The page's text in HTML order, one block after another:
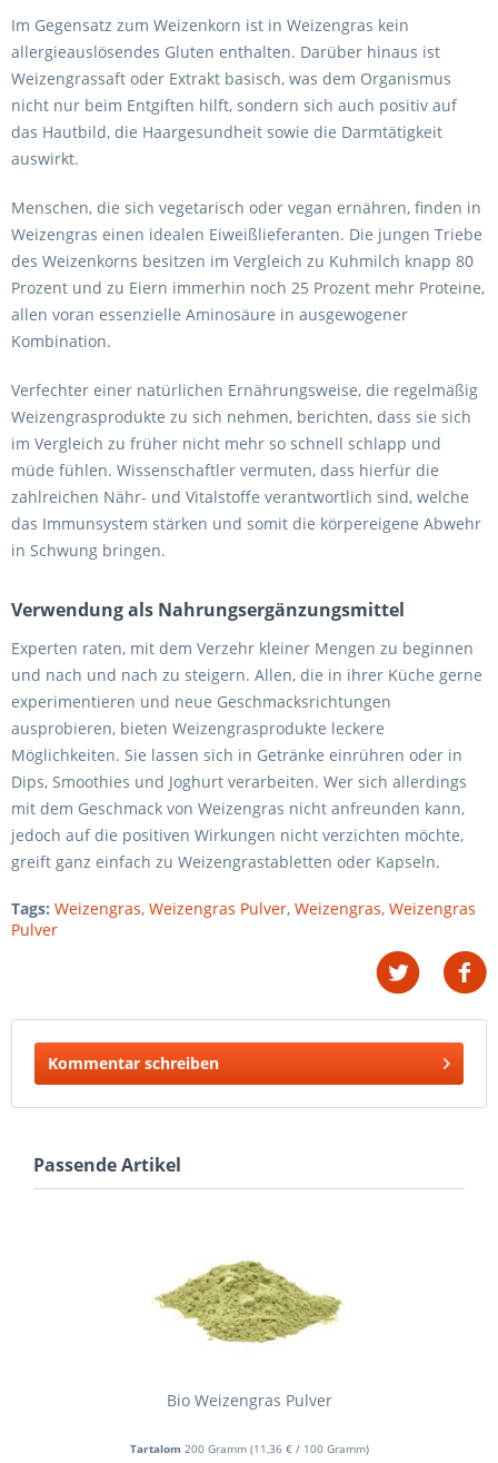
Im Gegensatz zum Weizenkorn ist in Weizengras kein
allergieauslösendes Gluten enthalten. Darüber hinaus ist
Weizengrassaft oder Extrakt basisch, was dem Organismus
nicht nur beim Entgiften hilft, sondern sich auch positiv auf
das Hautbild, die Haargesundheit sowie die Darmtätigkeit
auswirkt.
Menschen, die sich vegetarisch oder vegan ernähren, finden in
Weizengras einen idealen Eiweißlieferanten. Die jungen Triebe
des Weizenkorns besitzen im Vergleich zu Kuhmilch knapp 80
Prozent und zu Eiern immerhin noch 25 Prozent mehr Proteine,
allen voran essenzielle Aminosäure in ausgewogener
Kombination.
Verfechter einer natürlichen Ernährungsweise, die regelmäßig
Weizengrasprodukte zu sich nehmen, berichten, dass sie sich
im Vergleich zu früher nicht mehr so schnell schlapp und
müde fühlen. Wissenschaftler vermuten, dass hierfür die
zahlreichen Nähr- und Vitalstoffe verantwortlich sind, welche
das Immunsystem stärken und somit die körpereigene Abwehr
in Schwung bringen.
Verwendung als Nahrungsergänzungsmittel
Experten raten, mit dem Verzehr kleiner Mengen zu beginnen
und nach und nach zu steigern. Allen, die in ihrer Küche gerne
experimentieren und neue Geschmacksrichtungen
ausprobieren, bieten Weizengrasprodukte leckere
Möglichkeiten. Sie lassen sich in Getränke einrühren oder in
Dips, Smoothies und Joghurt verarbeiten. Wer sich allerdings
mit dem Geschmack von Weizengras nicht anfreunden kann,
jedoch auf die positiven Wirkungen nicht verzichten möchte,
greift ganz einfach zu Weizengrastabletten oder Kapseln.
Tags: Weizengras, Weizengras Pulver, Weizengras, Weizengras
Pulver
Kommentar schreiben
Passende Artikel
Bio Weizengras Pulver
Tartalom 200 Gramm (11,36 €/ 100 Gramm)